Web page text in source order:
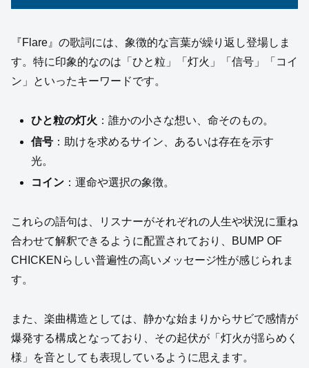
『Flare』の歌詞には、象徴的な言葉が繰り返し登場しま
す。特に印象的なのは「ひと粒」「灯火」「信号」「コイ
ン」といったキーワードです。
ひと粒の灯火 ：誰かの小さな想い、命そのもの。
信号 ：助けを求めるサイン、あるいは存在を示す
光。
コイン ：運命や選択の象徴。
これらの語句は、リスナーがそれぞれの人生や状況に重ね
合わせて解釈できるように配置されており、BUMP OF
CHICKENらしい普遍性の高いメッセージ性が感じられま
す。
また、楽曲構造としては、静かな始まりからサビで感情が
爆発する構成となっており、その起伏が「灯火が揺らめく
様」を音としても表現しているように思えます。